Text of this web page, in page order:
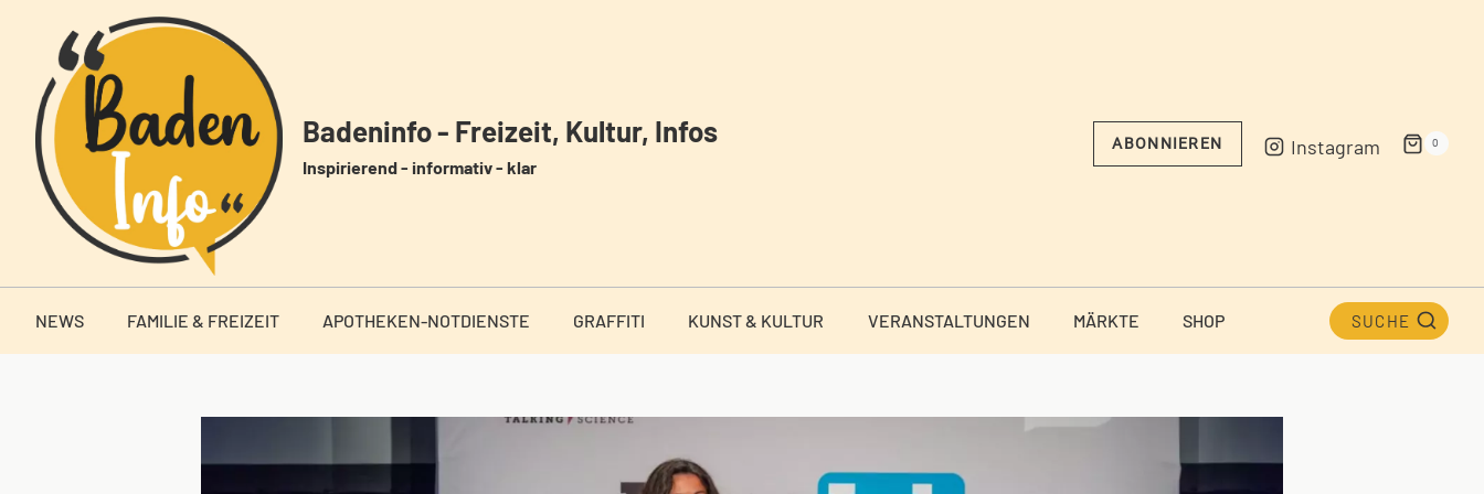
springen
Badeninfo - Freizeit, Kultur, Infos
Inspirierend - informativ - klar
ABONNIEREN Instagram 0
NEWS FAMILIE & FREIZEIT APOTHEKEN-NOTDIENSTE GRAFFITI KUNST & KULTUR VERANSTALTUNGEN MÄRKTE SHOP SUCHE